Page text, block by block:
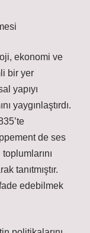
ekonomi ve
bir yer
yapıyı
yaygınlaştırdı.
de ses
tanıtmıştır.
edebilmek